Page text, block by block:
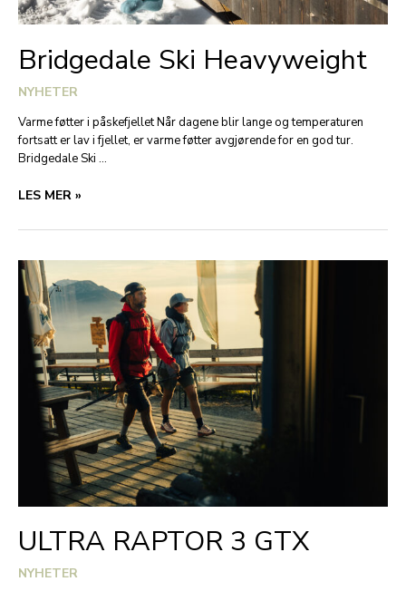
Bridgedale Ski Heavyweight
NYHETER
Varme føtter i påskefjellet Når dagene blir lange og temperaturen
fortsatt er lav i fjellet, er varme føtter avgjørende for en god tur.
Bridgedale Ski …
BRIDGEDALE
HEAVYWEIGHT
LES MER »
ULTRA RAPTOR 3 GTX
NYHETER